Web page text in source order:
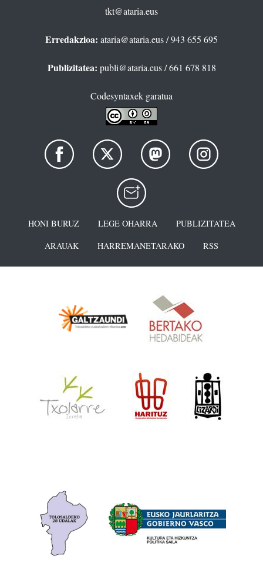
tkt@ataria.eus
Erredakzioa: ataria@ataria.eus/ 943 655 695
Publizitatea: publi@ataria.eus/ 661 678 818
Codesyntaxek garatua
HONI BURUZ LEGE OHARRA
PUBLIZITATEA
ARAUAK
HARREMANETARAKO RSS